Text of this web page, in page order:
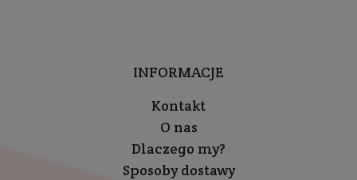
INFORMACJE
Kontakt
O nas
Dlaczego my?
Sposoby dostawy